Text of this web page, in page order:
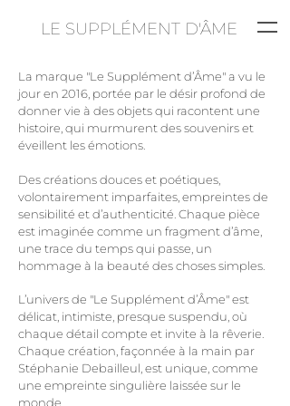
LE SUPPLÉMENT D'ÂME
La marque "Le Supplément d’Âme" a vu le
jour en 2016, portée par le désir profond de
donner vie à des objets qui racontent une
histoire, qui murmurent des souvenirs et
éveillent les émotions.
Des créations douces et poétiques,
volontairement imparfaites, empreintes de
sensibilité et d’authenticité. Chaque pièce
est imaginée comme un fragment d’âme,
une trace du temps qui passe, un
hommage à la beauté des choses simples.
L’univers de "Le Supplément d’Âme" est
délicat, intimiste, presque suspendu, où
chaque détail compte et invite à la rêverie.
Chaque création, façonnée à la main par
Stéphanie Debailleul, est unique, comme
une empreinte singulière laissée sur le
monde.